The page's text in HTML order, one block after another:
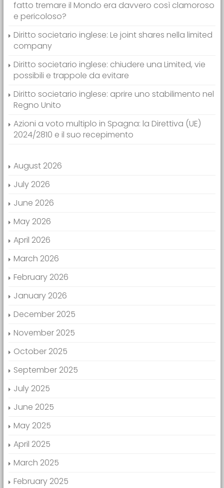
fatto tremare il Mondo era davvero così clamoroso
e pericoloso?
Diritto societario inglese: Le joint shares nella limited
company
Diritto societario inglese: chiudere una Limited, vie
possibili e trappole da evitare
Diritto societario inglese: aprire uno stabilimento nel
Regno Unito
Azioni a voto multiplo in Spagna: la Direttiva (UE)
2024/2810 e il suo recepimento
August 2026
July 2026
June 2026
May 2026
April 2026
March 2026
February 2026
January 2026
December 2025
November 2025
October 2025
September 2025
July 2025
June 2025
May 2025
April 2025
March 2025
February 2025